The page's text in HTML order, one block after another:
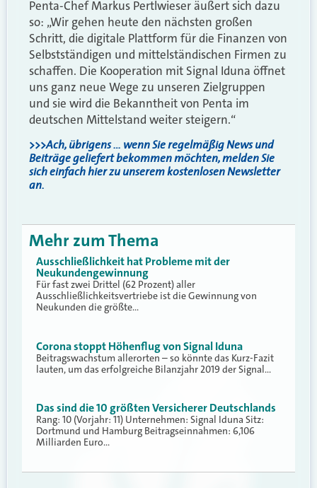
Penta-Chef Markus Pertlwieser äußert sich dazu
so: „Wir gehen heute den nächsten großen
Schritt, die digitale Plattform für die Finanzen von
Selbstständigen und mittelständischen Firmen zu
schaffen. Die Kooperation mit Signal Iduna öffnet
uns ganz neue Wege zu unseren Zielgruppen
und sie wird die Bekanntheit von Penta im
deutschen Mittelstand weiter steigern.“
>>>Ach, übrigens … wenn Sie regelmäßig News und
Beiträge geliefert bekommen möchten, melden Sie
sich einfach hier zu unserem kostenlosen Newsletter
an.
Mehr zum Thema
Ausschließlichkeit hat Probleme mit der
Neukundengewinnung
Für fast zwei Drittel (62 Prozent) aller
Ausschließlichkeitsvertriebe ist die Gewinnung von
Neukunden die größte…
Corona stoppt Höhenflug von Signal Iduna
Beitragswachstum allerorten – so könnte das Kurz-Fazit
lauten, um das erfolgreiche Bilanzjahr 2019 der Signal…
Das sind die 10 größten Versicherer Deutschlands
Rang: 10 (Vorjahr: 11) Unternehmen: Signal Iduna Sitz:
Dortmund und Hamburg Beitragseinnahmen: 6,106
Milliarden Euro…